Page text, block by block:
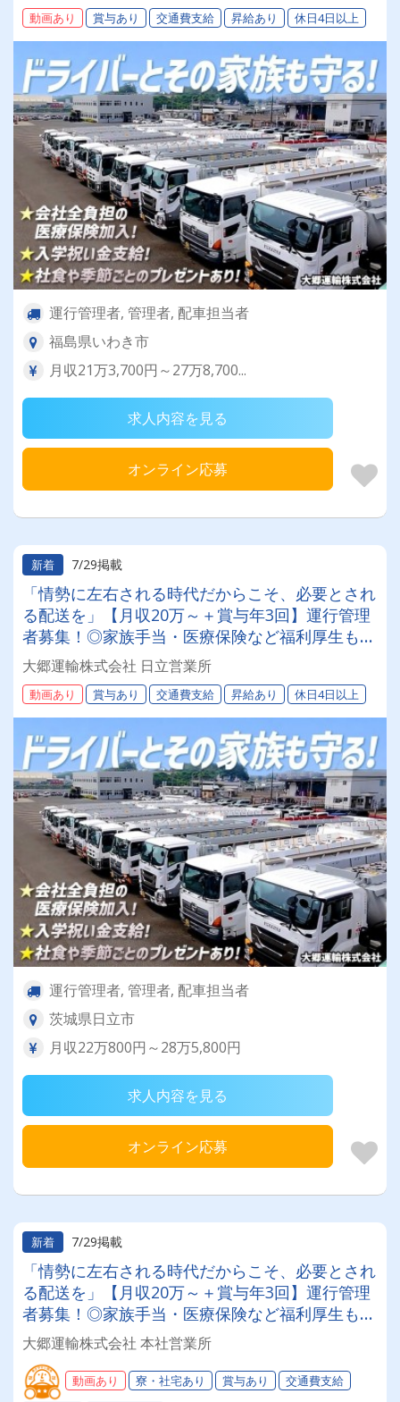
動画あり 賞与あり 交通費支給 昇給あり 休日4日以上
運行管理者, 管理者, 配車担当者
福島県いわき市
月収21万3,700円～27万8,700...
求人内容を見る
オンライン応募
新着 7/29掲載
「情勢に左右される時代だからこそ、必要とされ
る配送を」【月収20万～＋賞与年3回】運行管理
者募集！◎家族手当・医療保険など福利厚生も充
実！
大郷運輸株式会社 日立営業所
動画あり 賞与あり 交通費支給 昇給あり 休日4日以上
運行管理者, 管理者, 配車担当者
茨城県日立市
月収22万800円～28万5,800円
求人内容を見る
オンライン応募
新着 7/29掲載
「情勢に左右される時代だからこそ、必要とされ
る配送を」【月収20万～＋賞与年3回】運行管理
者募集！◎家族手当・医療保険など福利厚生も充
実！
大郷運輸株式会社 本社営業所
動画あり 寮・社宅あり 賞与あり
交通費支給